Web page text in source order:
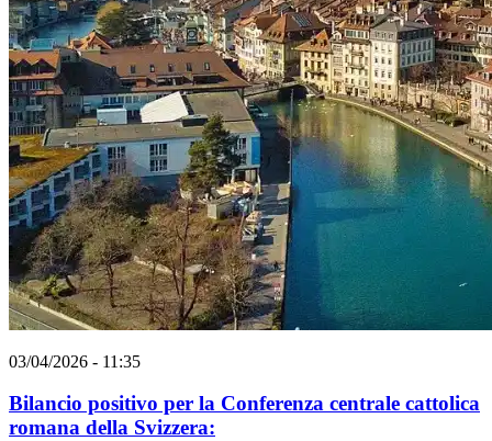
03/04/2026 - 11:35
Bilancio positivo per la Conferenza centrale cattolica
romana della Svizzera: